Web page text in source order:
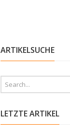
ARTIKELSUCHE
LETZTE ARTIKEL